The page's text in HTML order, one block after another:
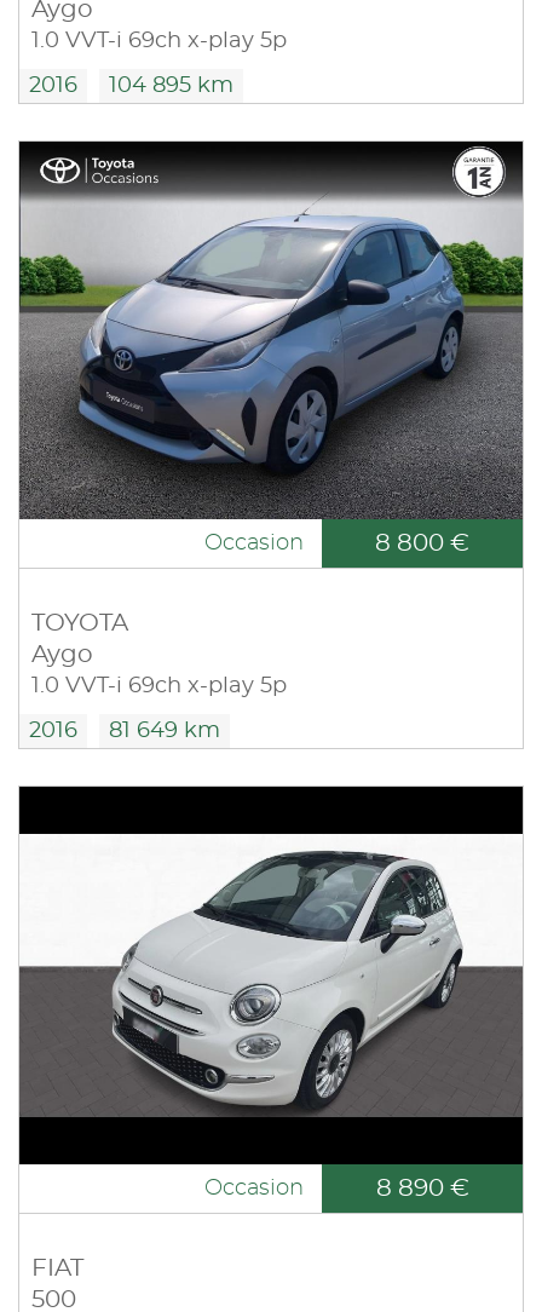
Aygo
1.0 VVT-i 69ch x-play 5p
2016 104 895 km
Occasion 8 800 €
TOYOTA
Aygo
1.0 VVT-i 69ch x-play 5p
2016 81 649 km
Occasion 8 890 €
FIAT
500